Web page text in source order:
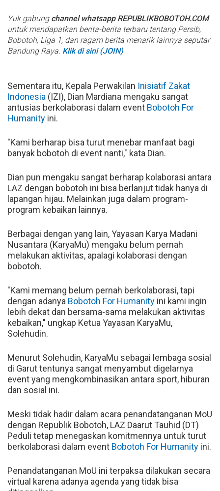
Yuk gabung channel whatsapp REPUBLIKBOBOTOH.COM
untuk mendapatkan berita-berita terbaru tentang Persib,
Bobotoh, Liga 1, dan ragam berita menarik lainnya seputar
Bandung Raya. Klik di sini (JOIN)
Sementara itu, Kepala Perwakilan Inisiatif Zakat
Indonesia (IZI), Dian Mardiana mengaku sangat
antusias berkolaborasi dalam event Bobotoh For
Humanity ini.
"Kami berharap bisa turut menebar manfaat bagi
banyak bobotoh di event nanti," kata Dian.
Dian pun mengaku sangat berharap kolaborasi antara
LAZ dengan bobotoh ini bisa berlanjut tidak hanya di
lapangan hijau. Melainkan juga dalam program-
program kebaikan lainnya.
Berbagai dengan yang lain, Yayasan Karya Madani
Nusantara (KaryaMu) mengaku belum pernah
melakukan aktivitas, apalagi kolaborasi dengan
bobotoh.
"Kami memang belum pernah berkolaborasi, tapi
dengan adanya Bobotoh For Humanity ini kami ingin
lebih dekat dan bersama-sama melakukan aktivitas
kebaikan," ungkap Ketua Yayasan KaryaMu,
Solehudin.
Menurut Solehudin, KaryaMu sebagai lembaga sosial
di Garut tentunya sangat menyambut digelarnya
event yang mengkombinasikan antara sport, hiburan
dan sosial ini.
Meski tidak hadir dalam acara penandatanganan MoU
dengan Republik Bobotoh, LAZ Daarut Tauhid (DT)
Peduli tetap menegaskan komitmennya untuk turut
berkolaborasi dalam event Bobotoh For Humanity ini.
Penandatanganan MoU ini terpaksa dilakukan secara
virtual karena adanya agenda yang tidak bisa